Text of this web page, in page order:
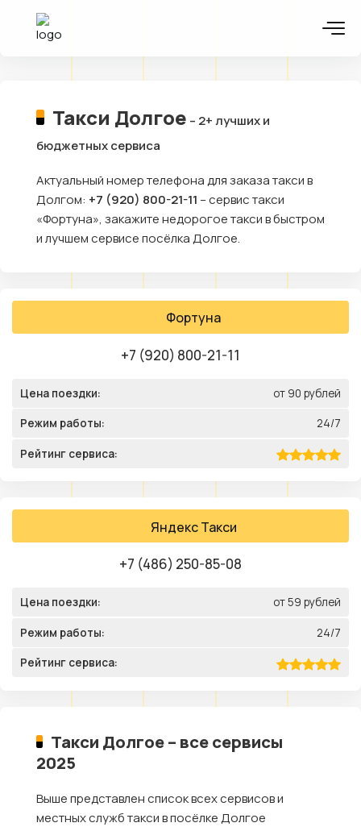
Такси Долгое – 2+ лучших и
бюджетных сервиса
Актуальный номер телефона для заказа такси в
Долгом: +7 (920) 800-21-11 – сервис такси
«Фортуна», закажите недорогое такси в быстром
и лучшем сервисе посёлка Долгое.
Фортуна
+7 (920) 800-21-11
Цена поездки: от 90 рублей
Режим работы: 24/7
Рейтинг сервиса:
Яндекс Такси
+7 (486) 250-85-08
Цена поездки: от 59 рублей
Режим работы: 24/7
Рейтинг сервиса:
Такси Долгое – все сервисы
2025
Выше представлен список всех сервисов и
местных служб такси в посёлке Долгое